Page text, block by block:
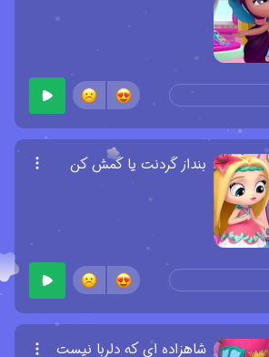
بنداز گردنت یا گمش کن
شاهزاده ای که دلربا نیست